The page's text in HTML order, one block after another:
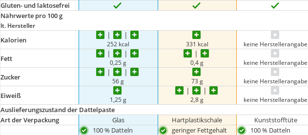
Gluten- und laktosefrei
Nährwerte pro 100 g
lt. Hersteller
Kalorien 252 kcal 331 kcal keine Herstellerangabe
Fett 0,25 g 0,4 g keine Herstellerangabe
Zucker 56 g 73 g keine Herstellerangabe
Eiweiß 1,25 g 2,8 g keine Herstellerangabe
Auslieferungszustand der Dattelpaste
Art der Verpackung
Glas Hartplastikschale Kunststofftüte
100 % Datteln
geringer Fettgehalt
100 % Datteln